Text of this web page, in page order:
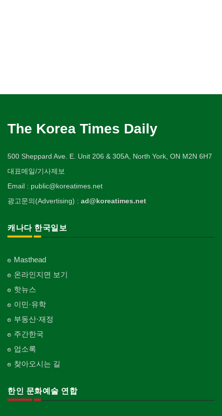
The Korea Times Daily
500 Sheppard Ave. E. Unit 206 & 305A, North York, ON M2N 6H7
대표메일/기사제보
Email : public@koreatimes.net
광고문의(Advertising) : ad@koreatimes.net
캐나다 한국일보
Masthead
온라인지면 보기
핫뉴스
이민·유학
부동산·재정
주간한국
업소록
찾아오시는 길
한인 문화예술 연합